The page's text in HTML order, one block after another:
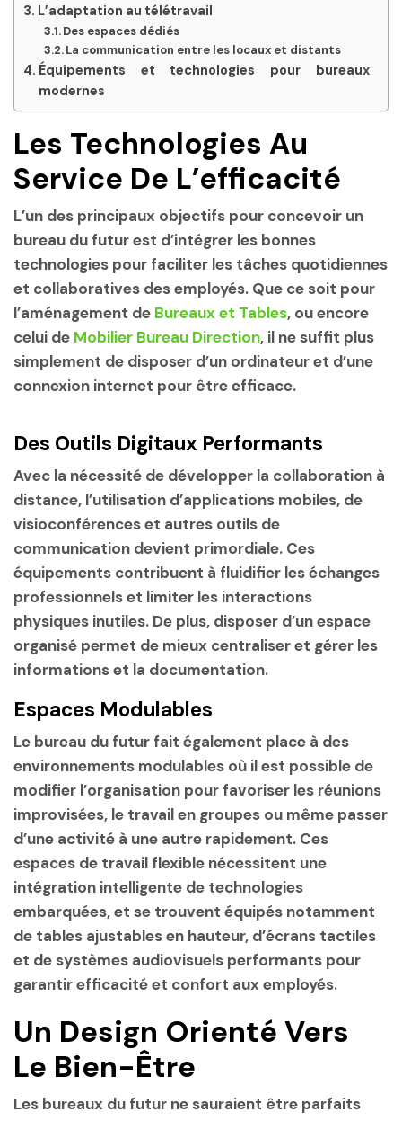
L’adaptation au télétravail
Des espaces dédiés
La communication entre les locaux et distants
Équipements et technologies pour bureaux
modernes
Les Technologies Au
Service De L’efficacité
L’un des principaux objectifs pour concevoir un
bureau du futur est d’intégrer les bonnes
technologies pour faciliter les tâches quotidiennes
et collaboratives des employés. Que ce soit pour
l’aménagement de Bureaux et Tables, ou encore
celui de Mobilier Bureau Direction, il ne suffit plus
simplement de disposer d’un ordinateur et d’une
connexion internet pour être efficace.
Des Outils Digitaux Performants
Avec la nécessité de développer la collaboration à
distance, l’utilisation d’applications mobiles, de
visioconférences et autres outils de
communication devient primordiale. Ces
équipements contribuent à fluidifier les échanges
professionnels et limiter les interactions
physiques inutiles. De plus, disposer d’un espace
organisé permet de mieux centraliser et gérer les
informations et la documentation.
Espaces Modulables
Le bureau du futur fait également place à des
environnements modulables où il est possible de
modifier l’organisation pour favoriser les réunions
improvisées, le travail en groupes ou même passer
d’une activité à une autre rapidement. Ces
espaces de travail flexible nécessitent une
intégration intelligente de technologies
embarquées, et se trouvent équipés notamment
de tables ajustables en hauteur, d’écrans tactiles
et de systèmes audiovisuels performants pour
garantir efficacité et confort aux employés.
Un Design Orienté Vers
Le Bien-Être
Les bureaux du futur ne sauraient être parfaits